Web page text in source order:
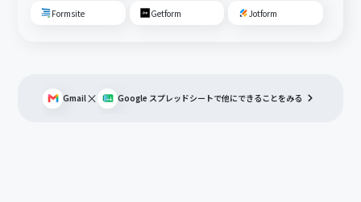
Formsite Getform Jotform
Gmail× Google スプレッドシートで他にできることをみる